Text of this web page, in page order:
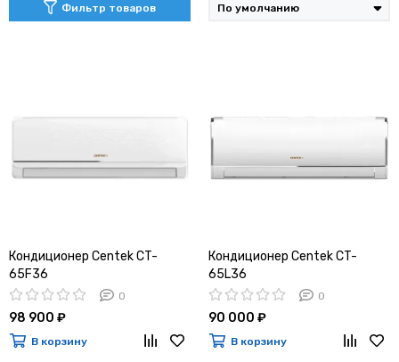
Фильтр товаров
Кондиционер Centek CT-
65F36
0
98 900 ₽
В корзину
Кондиционер Centek CT-
65L36
0
90 000 ₽
В корзину